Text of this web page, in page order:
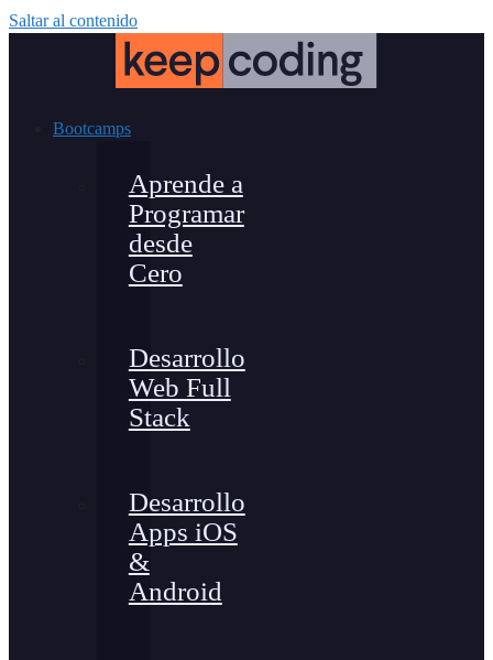
Saltar al contenido
Bootcamps
Aprende a
Programar
desde
Cero
Desarrollo
Web Full
Stack
Desarrollo
Apps iOS
&
Android